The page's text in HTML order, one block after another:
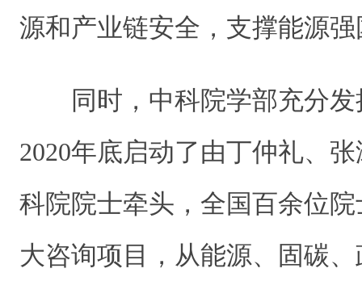
源和产业链安全，支撑能源
同时，中科院学部充分发
2020年底启动了由丁仲礼、
科院院士牵头，全国百余位
大咨询项目，从能源、固碳